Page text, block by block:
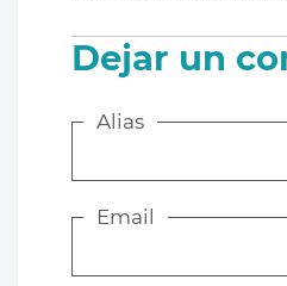
Dejar un
Alias
Email